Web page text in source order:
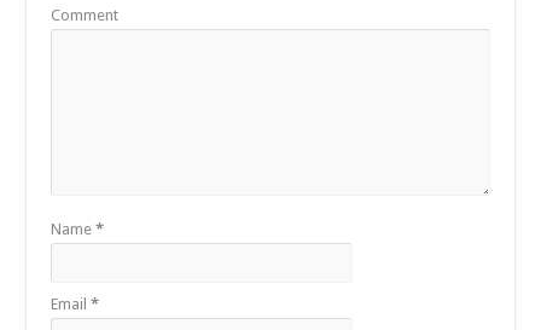
Comment
Name*
Email*